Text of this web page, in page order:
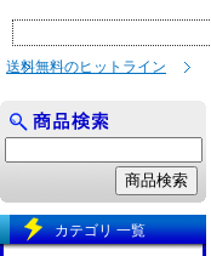
送料無料のヒットライン
カテゴリ 一覧